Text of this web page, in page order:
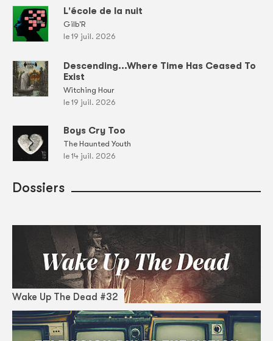
L'école de la nuit
Gilb'R
le 19 juil. 2026
Descending...Where Time Has Ceased To
Exist
Witching Hour
le 19 juil. 2026
Boys Cry Too
The Haunted Youth
le 14 juil. 2026
Dossiers
Wake Up The Dead #32